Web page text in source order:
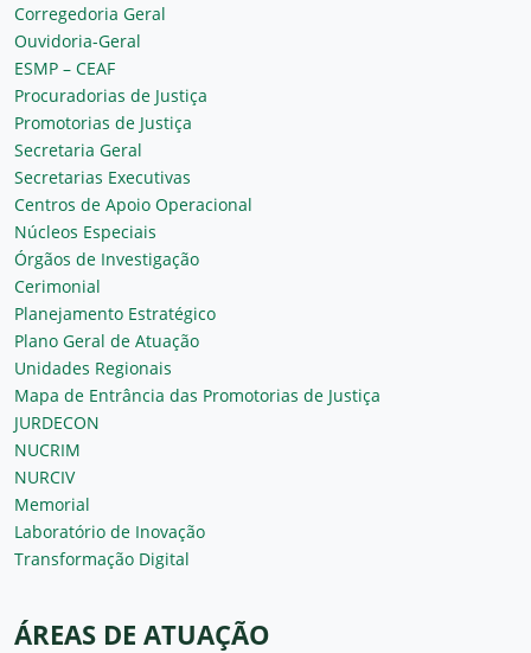
Corregedoria Geral
Ouvidoria-Geral
ESMP – CEAF
Procuradorias de Justiça
Promotorias de Justiça
Secretaria Geral
Secretarias Executivas
Centros de Apoio Operacional
Núcleos Especiais
Órgãos de Investigação
Cerimonial
Planejamento Estratégico
Plano Geral de Atuação
Unidades Regionais
Mapa de Entrância das Promotorias de Justiça
JURDECON
NUCRIM
NURCIV
Memorial
Laboratório de Inovação
Transformação Digital
ÁREAS DE ATUAÇÃO